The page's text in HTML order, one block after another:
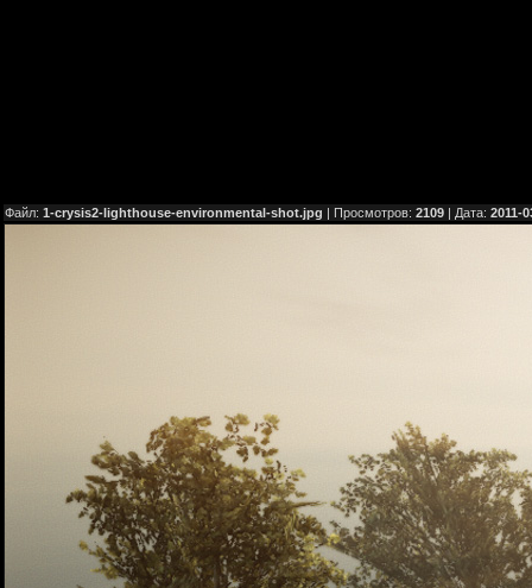
Файл: 1-crysis2-lighthouse-environmental-shot.jpg | Просмотров: 2109 | Дата: 2011-